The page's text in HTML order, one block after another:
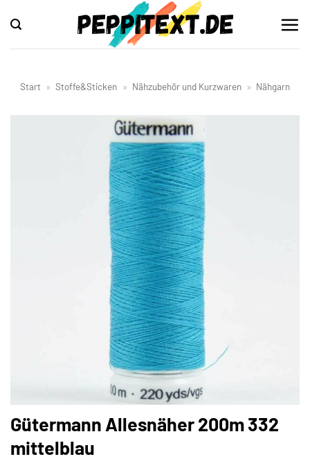
Inhalt
springen
Start » Stoffe&Sticken » Nähzubehör und Kurzwaren » Nähgarn
Gütermann Allesnäher 200m 332
mittelblau